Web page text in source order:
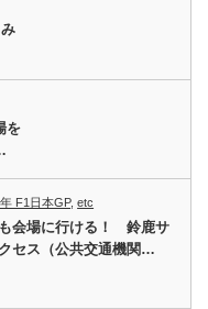
を
F1日本GP,etc
会場に行ける！ 鈴鹿サ
セス（公共交通機関…